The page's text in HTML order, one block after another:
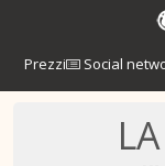
Prezzi Social